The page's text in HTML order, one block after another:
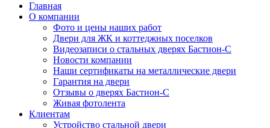
Главная
О компании
Фото и цены наших работ
Двери для ЖК и коттеджных поселков
Видеозаписи о стальных дверях Бастион-С
Новости компании
Наши сертификаты на металлические двери
Гарантия на двери
Отзывы о дверях Бастион-С
Живая фотолента
Клиентам
Устройство стальной двери